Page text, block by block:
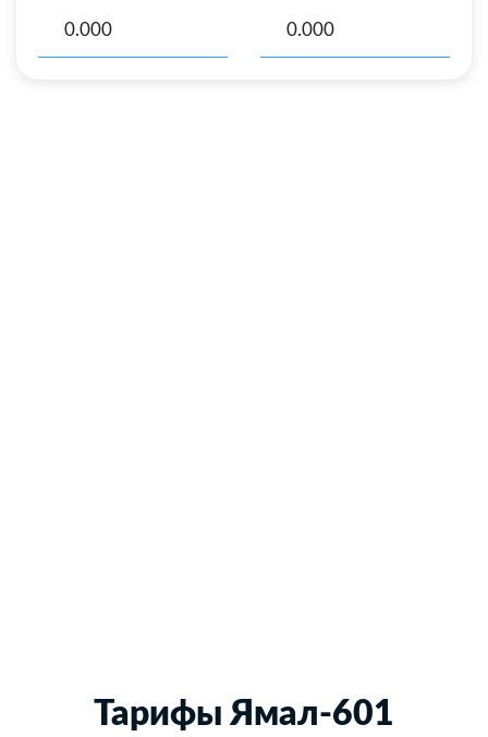
Тарифы Ямал-601